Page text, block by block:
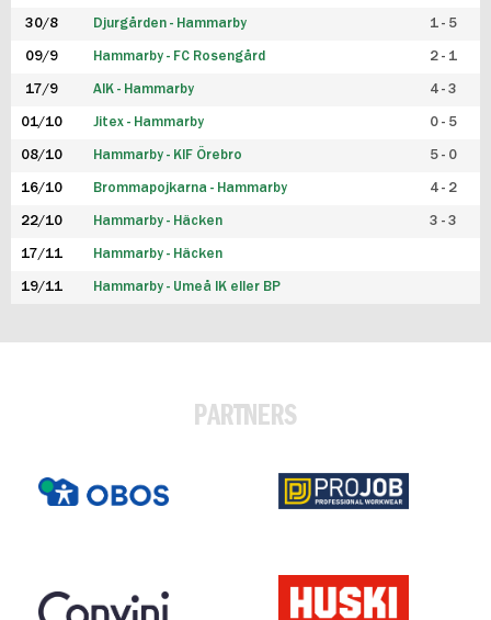
30/8 Djurgården - Hammarby 1 - 5
09/9 Hammarby - FC Rosengård 2 - 1
17/9 AIK - Hammarby 4 - 3
01/10 Jitex - Hammarby 0 - 5
08/10 Hammarby - KIF Örebro 5 - 0
16/10 Brommapojkarna - Hammarby 4 - 2
22/10 Hammarby - Häcken 3 - 3
17/11 Hammarby - Häcken
19/11 Hammarby - Umeå IK eller BP
PARTNERS